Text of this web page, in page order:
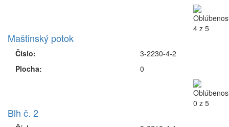
Maštinský potok
Číslo:
Plocha:
3-2230-4-2
0
Blh č. 2